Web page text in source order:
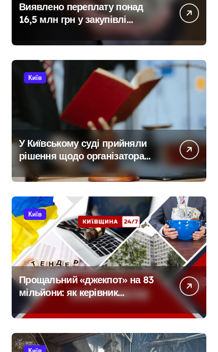
Виявлено переплату понад
16,5 млн грн у закупівлі
серверів: поліція Києва
висунула підозру посадовцю
Державної служби зайнятості
Київ
У Київському суді прийняли
рішення щодо організатора
ботоферми для російського
сервісу
Київ
Прощальний «джекпот» на 83
мільйони: як керівник
київської швидкої віддав
бюджетні кошти шахраям